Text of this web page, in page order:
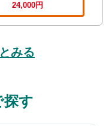
24,000円
みる
探す